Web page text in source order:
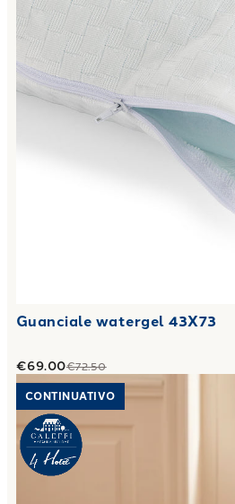
Guanciale watergel 43X73
€69.00€72.50
Link to "Guanciale Premium
CONTINUATIVO